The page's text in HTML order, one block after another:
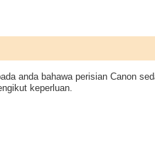
anda bahawa perisian Canon
keperluan.